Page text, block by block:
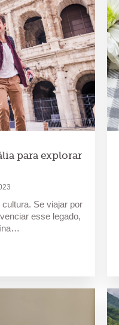
para explorar
Se viajar por
esse legado,